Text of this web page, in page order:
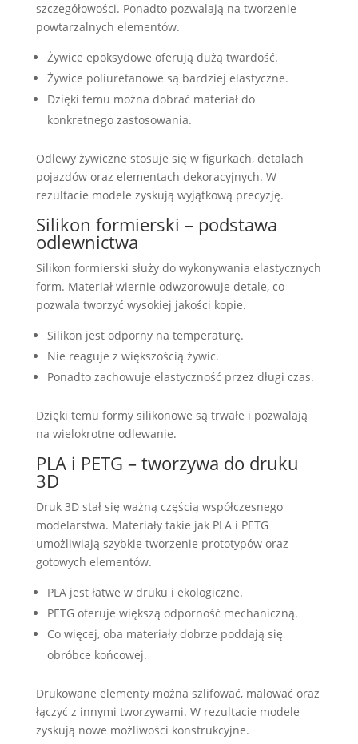
szczegółowości. Ponadto pozwalają na tworzenie
powtarzalnych elementów.
Żywice epoksydowe oferują dużą twardość.
Żywice poliuretanowe są bardziej elastyczne.
Dzięki temu można dobrać materiał do
konkretnego zastosowania.
Odlewy żywiczne stosuje się w figurkach, detalach
pojazdów oraz elementach dekoracyjnych. W
rezultacie modele zyskują wyjątkową precyzję.
Silikon formierski – podstawa
odlewnictwa
Silikon formierski służy do wykonywania elastycznych
form. Materiał wiernie odwzorowuje detale, co
pozwala tworzyć wysokiej jakości kopie.
Silikon jest odporny na temperaturę.
Nie reaguje z większością żywic.
Ponadto zachowuje elastyczność przez długi czas.
Dzięki temu formy silikonowe są trwałe i pozwalają
na wielokrotne odlewanie.
PLA i PETG – tworzywa do druku
3D
Druk 3D stał się ważną częścią współczesnego
modelarstwa. Materiały takie jak PLA i PETG
umożliwiają szybkie tworzenie prototypów oraz
gotowych elementów.
PLA jest łatwe w druku i ekologiczne.
PETG oferuje większą odporność mechaniczną.
Co więcej, oba materiały dobrze poddają się
obróbce końcowej.
Drukowane elementy można szlifować, malować oraz
łączyć z innymi tworzywami. W rezultacie modele
zyskują nowe możliwości konstrukcyjne.